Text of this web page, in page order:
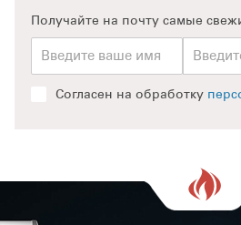
Получайте на почту самые
Согласен на обработку